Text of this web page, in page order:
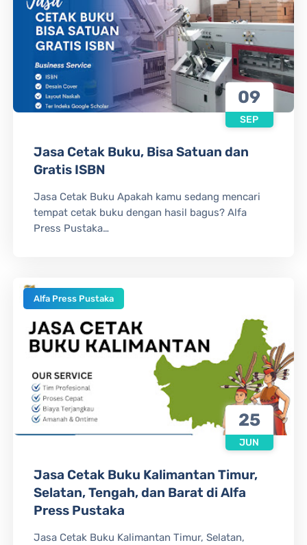
09
SEP
Jasa Cetak Buku, Bisa Satuan dan
Gratis ISBN
Jasa Cetak Buku Apakah kamu sedang mencari
tempat cetak buku dengan hasil bagus? Alfa
Press Pustaka…
Alfa Press Pustaka
25
JUN
Jasa Cetak Buku Kalimantan Timur,
Selatan, Tengah, dan Barat di Alfa
Press Pustaka
Jasa Cetak Buku Kalimantan Timur, Selatan,